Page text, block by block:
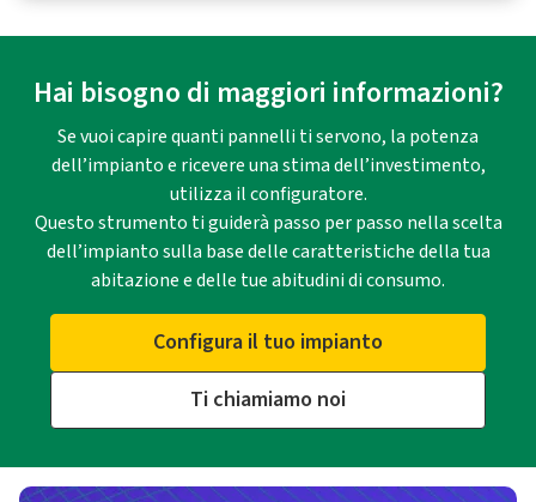
Hai bisogno di maggiori informazioni?
Se vuoi capire quanti pannelli ti servono, la potenza
dell’impianto e ricevere una stima dell’investimento,
utilizza il configuratore.
Questo strumento ti guiderà passo per passo nella scelta
dell’impianto sulla base delle caratteristiche della tua
abitazione e delle tue abitudini di consumo.
Configura il tuo impianto
Ti chiamiamo noi